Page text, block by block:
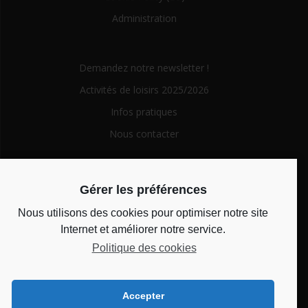
Administration
Demandez notre newsletter !
Activités de loisirs 2025/2026
Infos pratiques
Nous contacter
for:
Horaires d’ouverture
Du lundi au vendredi de 14h à 18h et le mercredi de 10h à
Gérer les préférences
Nous utilisons des cookies pour optimiser notre site
Internet et améliorer notre service.
Politique des cookies
Accepter